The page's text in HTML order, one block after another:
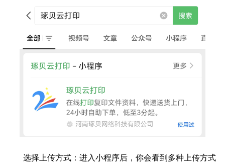
选择上传方式：进入小程序后，你会看到多种上传方式